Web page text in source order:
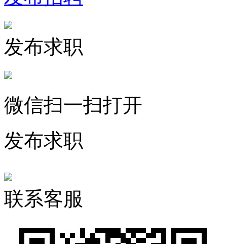
发布求职
微信扫一扫打开
发布求职
联系客服